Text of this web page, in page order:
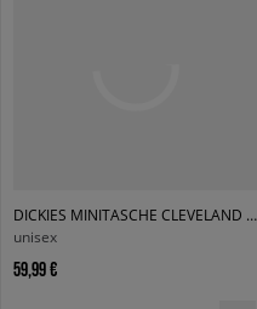
DICKIES MINITASCHE CLEVELAND HICKORY TOTE
unisex
59,99 €